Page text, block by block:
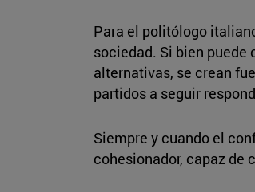
Para el politólogo
sociedad. Si bien
alternativas, se crean
partidos a seguir
Siempre y cuando el
cohesionador, capaz de